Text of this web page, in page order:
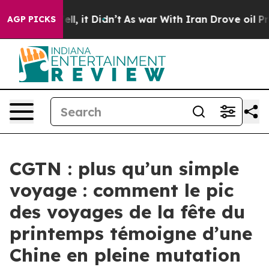
AGP PICKS
Well, it Didn’t As war With Iran Drove oil Prices
CGTN : plus qu’un simple
voyage : comment le pic
des voyages de la fête du
printemps témoigne d’une
Chine en pleine mutation